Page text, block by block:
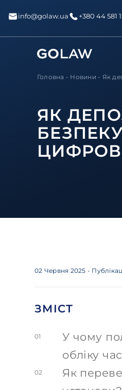
info@golaw.ua +380 44 581
Головна - Новини - Як
ЯК
02 Червня 2025 -
ЗМІСТ
01
У чому
обліку
02
Як